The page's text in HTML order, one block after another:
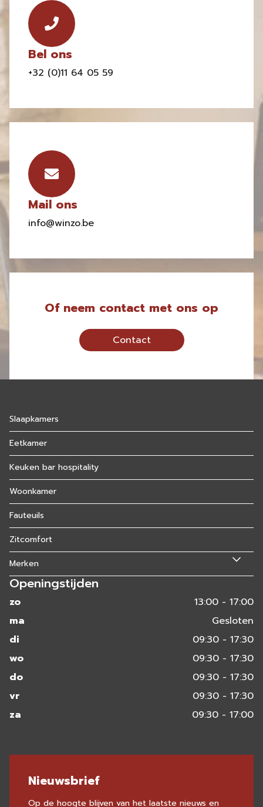
Bel ons
+32 (0)11 64 05 59
Mail ons
info@winzo.be
Of neem contact met ons op
Contact
Slaapkamers
Eetkamer
Keuken bar hospitality
Woonkamer
Fauteuils
Zitcomfort
Merken
Openingstijden
zo
13:00 - 17:00
ma
Gesloten
di
09:30 - 17:30
wo
09:30 - 17:30
do
09:30 - 17:30
vr
09:30 - 17:30
za
09:30 - 17:00
Nieuwsbrief
Op de hoogte blijven van het laatste nieuws en